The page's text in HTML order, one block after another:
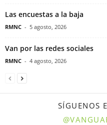
Las encuestas a la baja
RMNC - 5 agosto, 2026
Van por las redes sociales
RMNC - 4 agosto, 2026
SÍGUENOS